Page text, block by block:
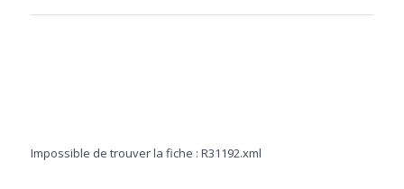
Impossible de trouver la fiche : R31192.xml